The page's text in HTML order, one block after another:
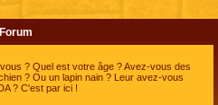
Forum
? Quel est votre âge ? Avez-vous des
? Ou un lapin nain ? Leur avez-vous
? C'est par ici !